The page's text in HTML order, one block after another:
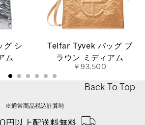
グ シ
ム
Telfar Tyvek バッグ ブ
ラウン ミディアム
￥93,500
Back To Top
※通常商品税込計算時
円以上配送料無料